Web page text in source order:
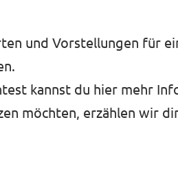
und Vorstellungen für
kannst du hier mehr
möchten, erzählen wir